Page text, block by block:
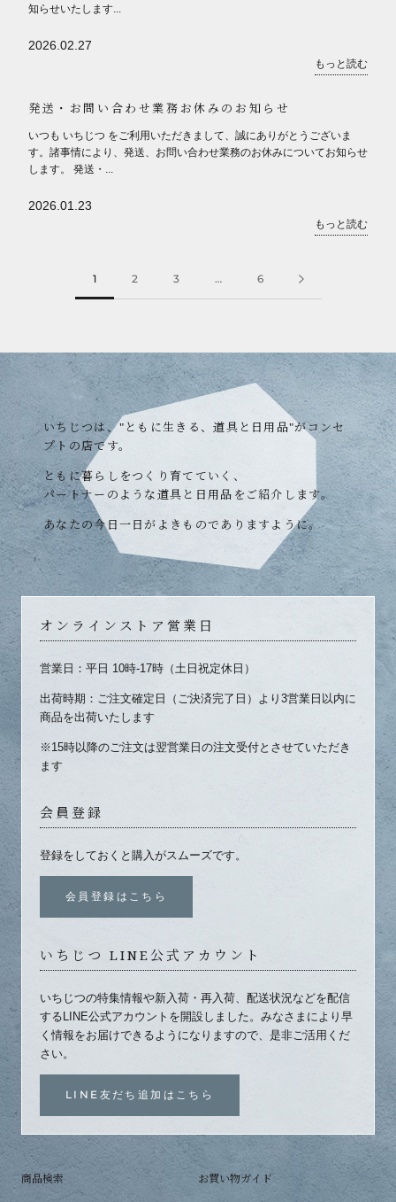
知らせいたします...
2026.02.27
もっと読む
発送・お問い合わせ業務お休みのお知らせ
いつも いちじつ をご利用いただきまして、誠にありがとうございま
す。諸事情により、発送、お問い合わせ業務のお休みについてお知らせ
します。 発送・...
2026.01.23
もっと読む
1 2 3 … 6
いちじつは、"ともに生きる、道具と日用品"がコンセ
プトの店です。
ともに暮らしをつくり育てていく、
パートナーのような道具と日用品をご紹介します。
あなたの今日一日がよきものでありますように。
オンラインストア営業日
営業日：平日 10時-17時（土日祝定休日）
出荷時期：ご注文確定日（ご決済完了日）より3営業日以内に
商品を出荷いたします
※15時以降のご注文は翌営業日の注文受付とさせていただき
ます
会員登録
登録をしておくと購入がスムーズです。
会員登録はこちら
いちじつ LINE公式アカウント
いちじつの特集情報や新入荷・再入荷、配送状況などを配信
するLINE公式アカウントを開設しました。みなさまにより早
く情報をお届けできるようになりますので、是非ご活用くだ
さい。
LINE友だち追加はこちら
商品検索
お買い物ガイド